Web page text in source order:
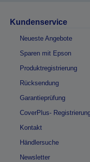
Kundenservice
Neueste Angebote
Sparen mit Epson
Produktregistrierung
Rücksendung
Garantieprüfung
CoverPlus-
Kontakt
Händlersuche
Newsletter